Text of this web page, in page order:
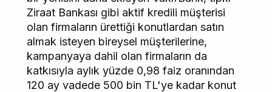
Ziraat Bankası gibi aktif kredili müşterisi
olan firmaların ürettiği konutlardan satın
almak isteyen bireysel müşterilerine,
kampanyaya dahil olan firmaların da
katkısıyla aylık yüzde 0,98 faiz oranından
120 ay vadede 500 bin TL'ye kadar konut